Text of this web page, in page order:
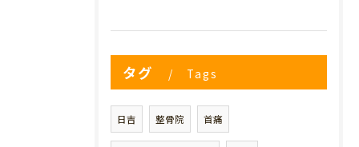
タグ Tags
日吉 整骨院 首痛